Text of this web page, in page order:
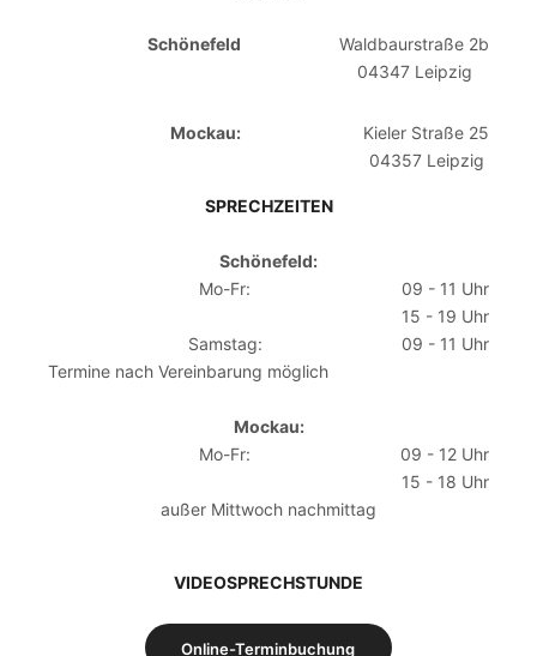
Schönefeld
Waldbaurstraße 2b
04347 Leipzig
Mockau:
Kieler Straße 25
04357 Leipzig
SPRECHZEITEN
Schönefeld:
Mo-Fr:
09 - 11 Uhr
15 - 19 Uhr
Samstag:
09 - 11 Uhr
Termine nach Vereinbarung möglich
Mockau:
Mo-Fr:
09 - 12 Uhr
15 - 18 Uhr
außer Mittwoch nachmittag
VIDEOSPRECHSTUNDE
Online-Terminbuchung